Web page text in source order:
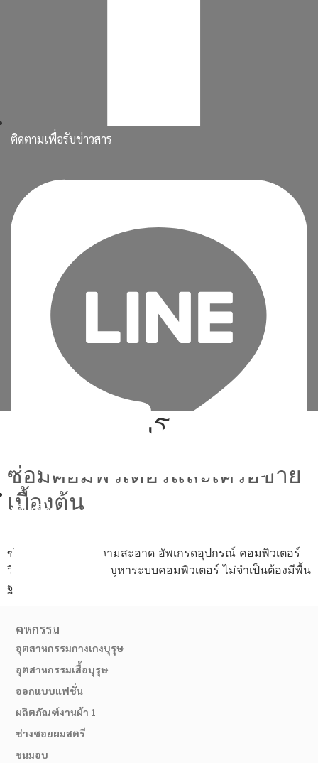
ติดตามเพื่อรับข่าวสาร
เพิ่มเพื่อน
ลง วินโดว์ 10 ssd
ซ่อมคอมพิวเตอร์และเครือข่าย
เบื้องต้น
ซ่อม ประกอบ ทำความสะอาด อัพเกรดอุปกรณ์ คอมพิวเตอร์
วิเคราะห์และแก้ไขปัญหาระบบคอมพิวเตอร์ ไม่จำเป็นต้องมีพื้น
ฐาน
คหกรรม
อุตสาหกรรมกางเกงบุรุษ
อุตสาหกรรมเสื้อบุรุษ
ออกแบบแฟชั่น
ผลิตภัณฑ์งานผ้า 1
ช่างซอยผมสตรี
ขนมอบ